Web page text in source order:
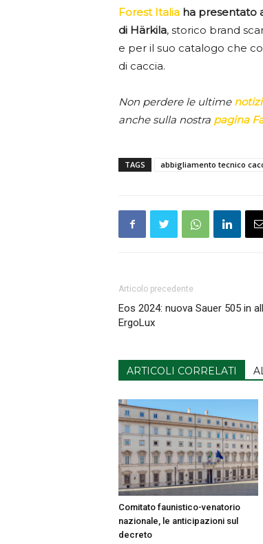
Forest Italia ha presentato
di Härkila, storico brand
e per il suo catalogo che
di caccia.
Non perdere le ultime
anche sulla nostra pagina
TAGS abbigliamento tecnico
Articolo precedente
Eos 2024: nuova Sauer 505 in
ErgoLux
ARTICOLI CORRELATI
Comitato faunistico-venatorio
nazionale, le anticipazioni sul
decreto